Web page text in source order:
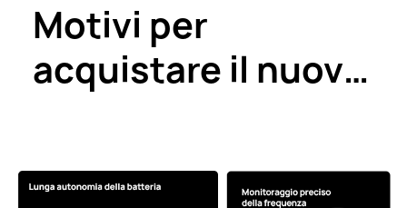
Motivi per
acquistare il nuovo